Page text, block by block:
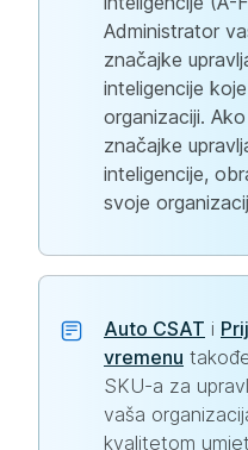
Administrator
značajke
inteligencije
organizaciji.
značajke
inteligencije,
svoje
Auto CSAT i
vremenu
SKU-a za
vaša
kvalitetom